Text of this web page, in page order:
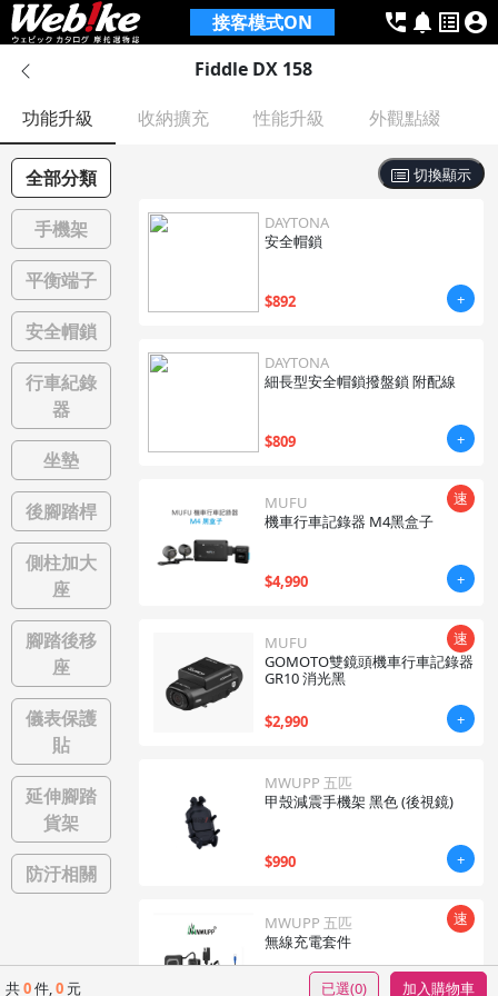
接客模式ON
Fiddle DX 158
功能升級
收納擴充 性能升級 外觀點綴
全部分類
手機架
平衡端子
安全帽鎖
行車紀錄
器
坐墊
後腳踏桿
側柱加大
座
腳踏後移
座
儀表保護
貼
延伸腳踏
貨架
防汙相關
切換顯示
DAYTONA
安全帽鎖
$892 +
DAYTONA
細長型安全帽鎖撥盤鎖 附配線
$809 +
速
MUFU
機車行車記錄器 M4黑盒子
$4,990 +
速
MUFU
GOMOTO雙鏡頭機車行車記錄器
GR10 消光黑
$2,990 +
MWUPP 五匹
甲殼減震手機架 黑色 (後視鏡)
$990 +
速
MWUPP 五匹
無線充電套件
共0件,0 元 已選(0) 加入購物車